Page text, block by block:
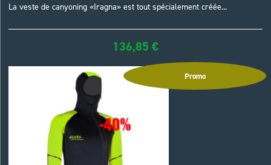
La veste de canyoning «Iragna» est tout spécialement créée...
136,85 €
Promo